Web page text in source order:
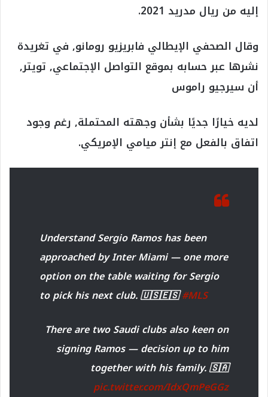
إليه من ريال مدريد 2021.
وقال الصحفي الإيطالي فابريزيو رومانو, في تغريدة
نشرها عبر حسابه بموقع التواصل الإجتماعي, تويتر,
أن سيرجيو راموس
لديه خيارًا جديًا بشأن وجهته المحتملة, رغم وجود
اتفاق بالفعل مع إنتر ميامي الإمريكي.
Understand Sergio Ramos has been
approached by Inter Miami — one more
option on the table waiting for Sergio
to pick his next club. 🇺🇸🇪🇸#MLS
There are two Saudi clubs also keen on
signing Ramos — decision up to him
together with his family. 🇸🇦
pic.twitter.com/IdxQmPeGGz